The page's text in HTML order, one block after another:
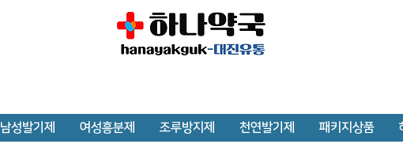
남성발기제 여성흥분제 조루방지제 천연발기제 패키지상품